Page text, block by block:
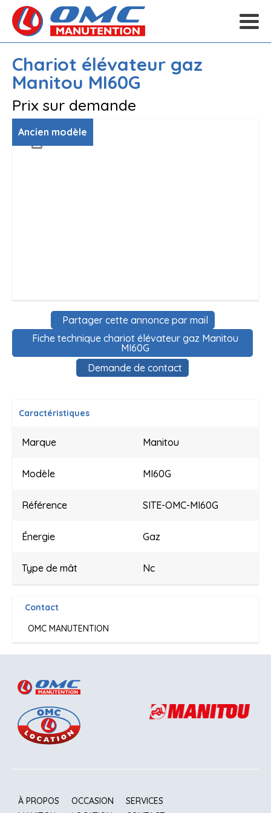
Chariot élévateur gaz
Manitou MI60G
Prix sur demande
Ancien modèle
Demande de contact
Partager cette annonce par mail
Fiche technique chariot élévateur gaz Manitou
MI60G
Caractéristiques
Marque Manitou
Modèle MI60G
Référence SITE-OMC-MI60G
Énergie Gaz
Type de mât Nc
Contact
OMC MANUTENTION
À PROPOS
OCCASION
SERVICES